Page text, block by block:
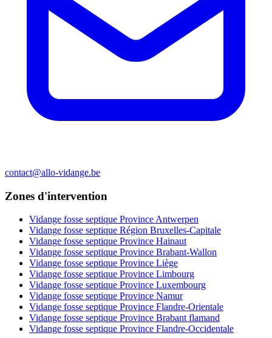
contact@allo-vidange.be
Zones d'intervention
Vidange fosse septique Province Antwerpen
Vidange fosse septique Région Bruxelles-Capitale
Vidange fosse septique Province Hainaut
Vidange fosse septique Province Brabant-Wallon
Vidange fosse septique Province Liège
Vidange fosse septique Province Limbourg
Vidange fosse septique Province Luxembourg
Vidange fosse septique Province Namur
Vidange fosse septique Province Flandre-Orientale
Vidange fosse septique Province Brabant flamand
Vidange fosse septique Province Flandre-Occidentale